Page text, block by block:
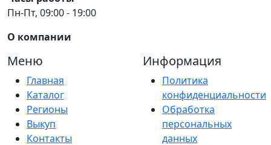
Пн-Пт, 09:00 - 19:00
О компании
Меню
Главная
Каталог
Регионы
Выкуп
Контакты
Информация
Политика
конфиденциальности
Обработка
персональных
данных